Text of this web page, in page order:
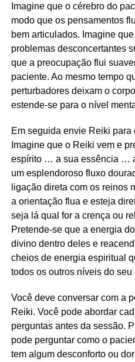
Imagine que o cérebro do
modo que os pensamentos
bem articulados. Imagine
problemas desconcertantes
que a preocupação flui
paciente. Ao mesmo tempo
perturbadores deixam o
estende-se para o nível
Em seguida envie Reiki
Imagine que o Reiki vem e
espírito … a sua essência …
um esplendoroso fluxo
ligação direta com os reinos
a orientação flua e esteja
seja lá qual for a crença ou
Pretende-se que a energia
divino dentro deles e
cheios de energia espiritual
todos os outros níveis do seu
Você deve conversar com a
Reiki. Você pode abordar
perguntas antes da sessão.
pode perguntar como o
tem algum desconforto ou